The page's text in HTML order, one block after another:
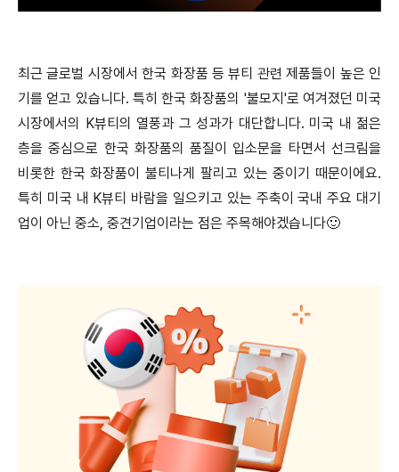
최근 글로벌 시장에서 한국 화장품 등 뷰티 관련 제품들이 높은 인
기를 얻고 있습니다. 특히 한국 화장품의 '불모지'로 여겨졌던 미국
시장에서의 K뷰티의 열풍과 그 성과가 대단합니다. 미국 내 젊은
층을 중심으로 한국 화장품의 품질이 입소문을 타면서 선크림을
비롯한 한국 화장품이 불티나게 팔리고 있는 중이기 때문이에요.
특히 미국 내 K뷰티 바람을 일으키고 있는 주축이 국내 주요 대기
업이 아닌 중소, 중견기업이라는 점은 주목해야겠습니다🙂